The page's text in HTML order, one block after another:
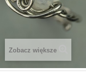
Zobacz większe